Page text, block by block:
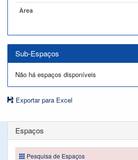
Àrea
Sub-Espaços
Não há espaços disponíveis
Exportar para Excel
Espaços
Pesquisa de Espaços